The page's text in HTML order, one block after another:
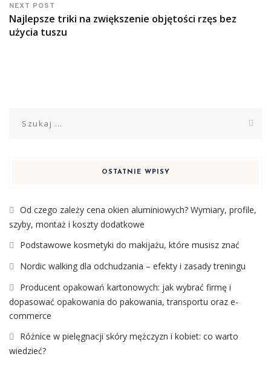
NEXT POST
Najlepsze triki na zwiększenie objętości rzęs bez
użycia tuszu
OSTATNIE WPISY
Od czego zależy cena okien aluminiowych? Wymiary, profile,
szyby, montaż i koszty dodatkowe
Podstawowe kosmetyki do makijażu, które musisz znać
Nordic walking dla odchudzania – efekty i zasady treningu
Producent opakowań kartonowych: jak wybrać firmę i
dopasować opakowania do pakowania, transportu oraz e-
commerce
Różnice w pielęgnacji skóry mężczyzn i kobiet: co warto
wiedzieć?